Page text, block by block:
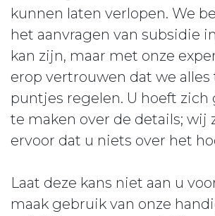
kunnen laten verlopen. We
het aanvragen van subsidie
kan zijn, maar met onze
erop vertrouwen dat we alles
puntjes regelen. U hoeft zich
te maken over de details; wij
ervoor dat u niets over het
Laat deze kans niet aan u
maak gebruik van onze